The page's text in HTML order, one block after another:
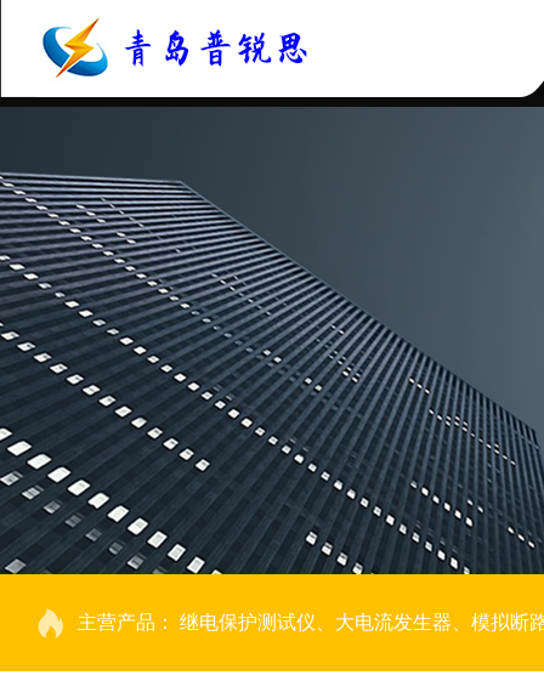
主营产品： 继电保护测试仪、大电流发生器、模拟断路器、回路电阻测试仪、热继电器测试仪、电动机保护器测试仪、互感器特性测试仪、